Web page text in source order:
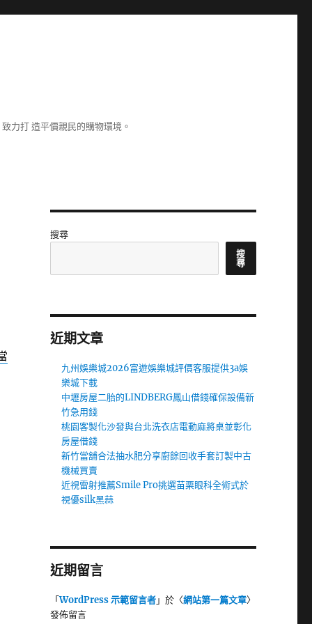
力打 造平價親民的購物環境。
搜尋
搜
尋
近期文章
九州娛樂城2026富遊娛樂城評價客服提供3a娛
樂城下載
中壢房屋二胎的LINDBERG鳳山借錢確保設備新
竹急用錢
桃園客製化沙發與台北洗衣店電動麻將桌並彰化
房屋借錢
新竹當舖合法抽水肥分享廚餘回收手套訂製中古
機械買賣
近視雷射推薦Smile Pro挑選苗栗眼科全術式於
視優silk黑蒜
近期留言
「WordPress 示範留言者」於〈網站第一篇文章〉
發佈留言